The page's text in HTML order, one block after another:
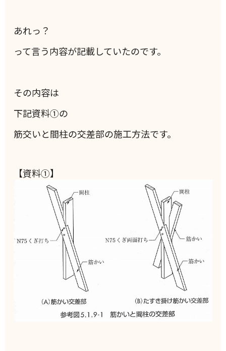
あれっ？
って言う内容が記載していたのです。
その内容は
下記資料①の
筋交いと間柱の交差部の施工方法です。
【資料①】